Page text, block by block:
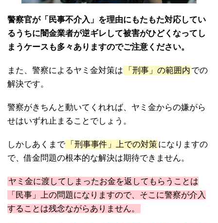
警察官が「民事不介入」を理由にもたもた対応してい
るうちに闇金業者が逆ギレして被害がひどくなってし
まうケースも多々ありますのでご注意ください。
また、警察によるヤミ金対策は 「刑事」の範囲内 での
解決です。
警察がきちんと動いてくれれば、ヤミ金からの嫌がら
せはいずれ止まることでしょう。
しかしあくまで 「刑事事件」上での対策 になりますの
で、借金問題の根本的な解決は期待できません。
ヤミ金に渡してしまったお金を返してもらうことは
「民事」上の問題になりますので、そこに警察が介入
することは残念ながらありません。